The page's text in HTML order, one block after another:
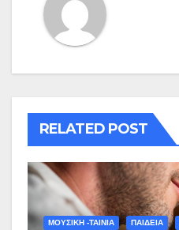
RELATED POST
ΜΟΥΣΙΚΗ -ΤΑΙΝΙΑ ΠΑΙΔΕΙΑ